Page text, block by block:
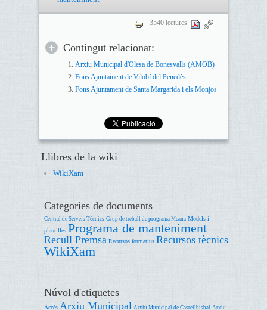
3540 lectures
Contingut relacionat:
Arxiu Municipal d'Olesa de Bonesvalls (AMOB)
Fons Ajuntament de Vilobí del Penedès
Fons Ajuntament de Santa Margarida i els Monjos
Llibres de la wiki
WikiXam
Categories de documents
Central de Serveis Tècnics Grup de treball de programa Meana Models i
plantilles Programa de manteniment
Recull Premsa Recursos formatius Recursos tècnics
WikiXam
Núvol d'etiquetes
Accés Arxiu Municipal Arxiu Municipal de Castellbisbal Arxiu